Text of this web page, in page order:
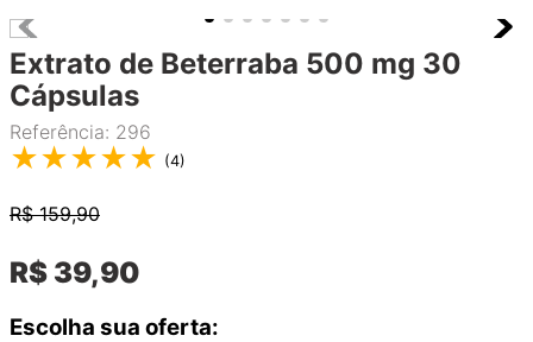
Extrato de Beterraba 500 mg 30
Cápsulas
Referência: 296
★★★★★ (4)
R$159,90
R$ 39,90
Escolha sua oferta: